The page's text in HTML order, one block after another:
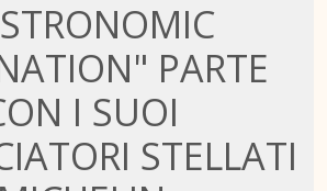
PARTE
I SUOI
STELLATI